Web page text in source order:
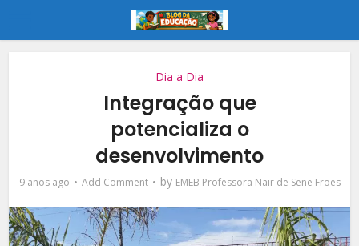
Dia a Dia
Integração que
potencializa o
desenvolvimento
9 anos ago Add Comment by EMEB Professora Nair de Sene Froes